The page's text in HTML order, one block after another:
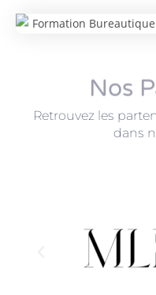
Nos
Retrouvez les
dans